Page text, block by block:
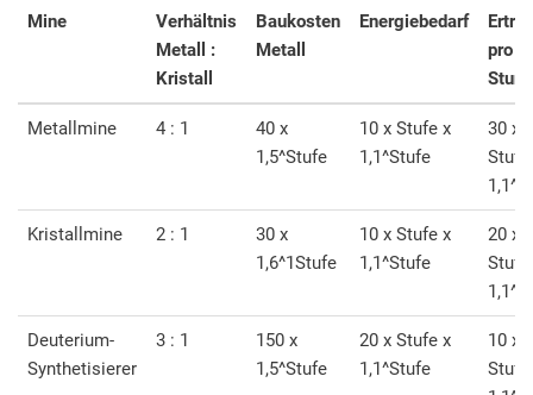
Mine
Verhältnis
Metall :
Kristall
Baukosten
Metall
Energiebedarf
pro
Metallmine 4 : 1
40 x
1,5^Stufe
10 x Stufe x
1,1^Stufe
30 x
Stufe
Kristallmine 2 : 1
30 x
1,6^1Stufe
10 x Stufe x
1,1^Stufe
20 x
Stufe
Deuterium-
Synthetisierer
3 : 1
150 x
1,5^Stufe
20 x Stufe x
1,1^Stufe
10 x
Stufe